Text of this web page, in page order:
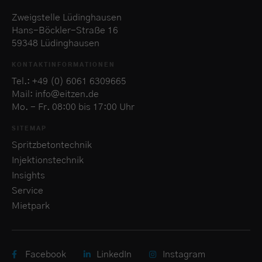
Zweigstelle Lüdinghausen
Hans-Böckler-Straße 16
59348 Lüdinghausen
KONTAKTINFORMATIONEN
Tel.: +49 (0) 6061 6309665
Mail: info@eitzen.de
Mo. - Fr. 08:00 bis 17:00 Uhr
SITEMAP
Spritzbetontechnik
Injektionstechnik
Insights
Service
Mietpark
Facebook LinkedIn Instagram